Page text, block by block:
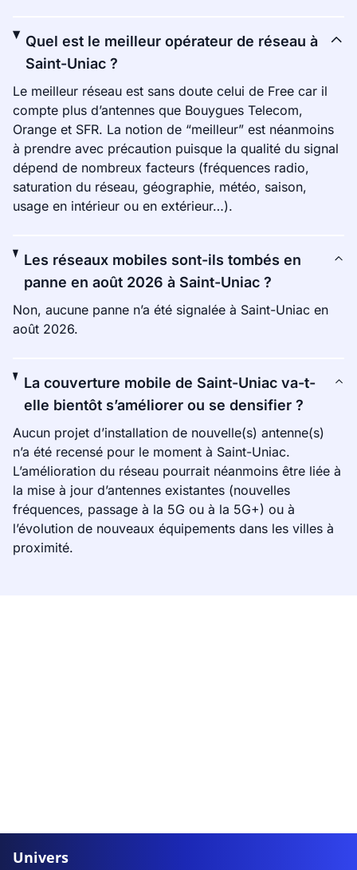
Quel est le meilleur opérateur de réseau à
Saint-Uniac ?
Le meilleur réseau est sans doute celui de Free car il
compte plus d’antennes que Bouygues Telecom,
Orange et SFR. La notion de “meilleur” est néanmoins
à prendre avec précaution puisque la qualité du signal
dépend de nombreux facteurs (fréquences radio,
saturation du réseau, géographie, météo, saison,
usage en intérieur ou en extérieur…).
Les réseaux mobiles sont-ils tombés en
panne en août 2026 à Saint-Uniac ?
Non, aucune panne n’a été signalée à Saint-Uniac en
août 2026.
La couverture mobile de Saint-Uniac va-t-
elle bientôt s’améliorer ou se densifier ?
Aucun projet d’installation de nouvelle(s) antenne(s)
n’a été recensé pour le moment à Saint-Uniac.
L’amélioration du réseau pourrait néanmoins être liée à
la mise à jour d’antennes existantes (nouvelles
fréquences, passage à la 5G ou à la 5G+) ou à
l’évolution de nouveaux équipements dans les villes à
proximité.
Univers